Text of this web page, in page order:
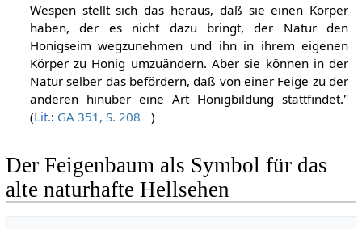
Wespen stellt sich das heraus, daß sie einen Körper
haben, der es nicht dazu bringt, der Natur den
Honigseim wegzunehmen und ihn in ihrem eigenen
Körper zu Honig umzuändern. Aber sie können in der
Natur selber das befördern, daß von einer Feige zu der
anderen hinüber eine Art Honigbildung stattfindet."
(Lit.: GA 351, S. 208 )
Der Feigenbaum als Symbol für das
alte naturhafte Hellsehen